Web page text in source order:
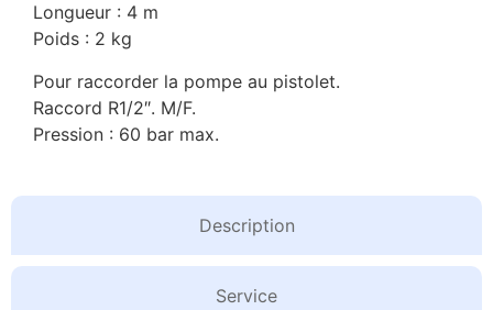
Description
Service
Longueur : 4 m
Poids : 2 kg
Pour raccorder la pompe au pistolet.
Raccord R1/2″. M/F.
Pression : 60 bar max.